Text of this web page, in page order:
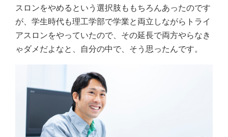
スロンをやめるという選択肢ももちろんあったのです
が、学生時代も理工学部で学業と両立しながらトライ
アスロンをやっていたので、その延長で両方やらなき
ゃダメだよなと、自分の中で、そう思ったんです。